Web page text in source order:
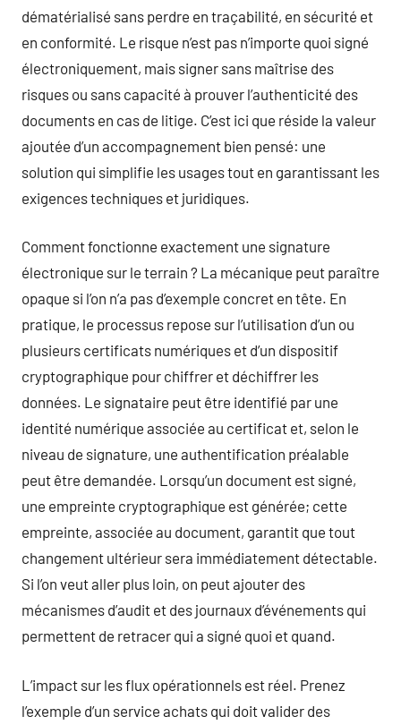
dématérialisé sans perdre en traçabilité, en sécurité et
en conformité. Le risque n’est pas n’importe quoi signé
électroniquement, mais signer sans maîtrise des
risques ou sans capacité à prouver l’authenticité des
documents en cas de litige. C’est ici que réside la valeur
ajoutée d’un accompagnement bien pensé: une
solution qui simplifie les usages tout en garantissant les
exigences techniques et juridiques.
Comment fonctionne exactement une signature
électronique sur le terrain ? La mécanique peut paraître
opaque si l’on n’a pas d’exemple concret en tête. En
pratique, le processus repose sur l’utilisation d’un ou
plusieurs certificats numériques et d’un dispositif
cryptographique pour chiffrer et déchiffrer les
données. Le signataire peut être identifié par une
identité numérique associée au certificat et, selon le
niveau de signature, une authentification préalable
peut être demandée. Lorsqu’un document est signé,
une empreinte cryptographique est générée; cette
empreinte, associée au document, garantit que tout
changement ultérieur sera immédiatement détectable.
Si l’on veut aller plus loin, on peut ajouter des
mécanismes d’audit et des journaux d’événements qui
permettent de retracer qui a signé quoi et quand.
L’impact sur les flux opérationnels est réel. Prenez
l’exemple d’un service achats qui doit valider des